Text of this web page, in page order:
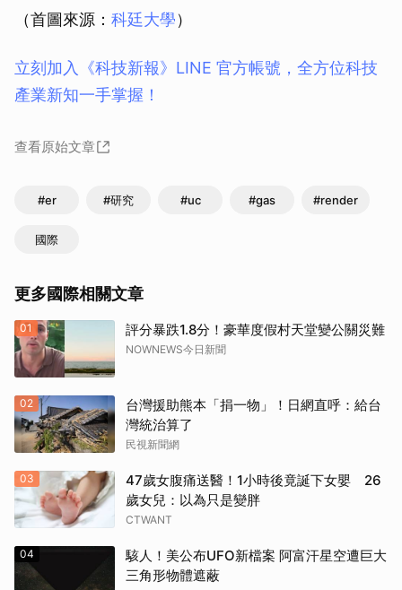
（首圖來源： 科廷大學）
立刻加入《科技新報》LINE 官方帳號，全方位科技
產業新知一手掌握！
查看原始文章
#er #研究 #uc #gas #render
國際
更多國際相關文章
01 評分暴跌1.8分！豪華度假村天堂變公關災難
NOWNEWS今日新聞
02
台灣援助熊本「捐一物」！日網直呼：給台
灣統治算了
民視新聞網
03
47歲女腹痛送醫！1小時後竟誕下女嬰 26
歲女兒：以為只是變胖
CTWANT
04
駭人！美公布UFO新檔案 阿富汗星空遭巨大
三角形物體遮蔽